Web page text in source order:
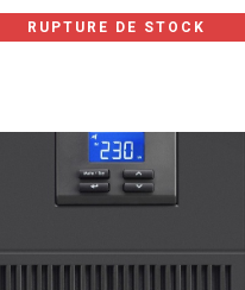
RUPTURE DE STOCK